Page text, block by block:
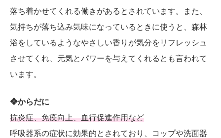
落ち着かせてくれる働きがあるとされています。また、
気持ちが落ち込み気味になっているときに使うと、森林
浴をしているようなやさしい香りが気分をリフレッシュ
させてくれ、元気とパワーを与えてくれるとも言われて
います。
❖からだに
抗炎症、免疫向上、血行促進作用など
呼吸器系の症状に効果的とされており、コップや洗面器